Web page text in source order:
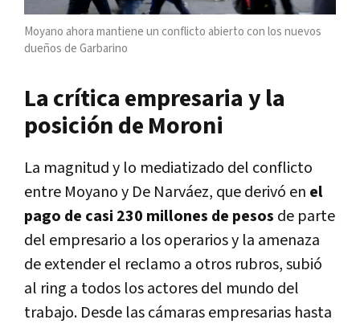
Moyano ahora mantiene un conflicto abierto con los nuevos
dueños de Garbarino
La crítica empresaria y la
posición de Moroni
La magnitud y lo mediatizado del conflicto
entre Moyano y De Narváez, que derivó en el
pago de casi 230 millones de pesos de parte
del empresario a los operarios y la amenaza
de extender el reclamo a otros rubros, subió
al ring a todos los actores del mundo del
trabajo. Desde las cámaras empresarias hasta